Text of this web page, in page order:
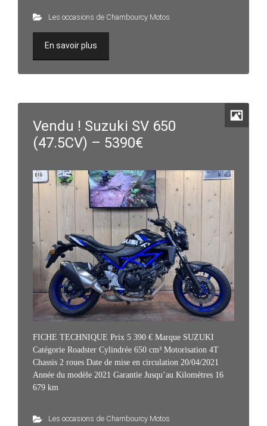
Les occasions de Chambourcy Motos
En savoir plus
Vendu ! Suzuki SV 650
(47.5CV) – 5390€
FICHE TECHNIQUE Prix 5 390 € Marque SUZUKI
Catégorie Roadster Cylindrée 650 cm³ Motorisation 4T
Chassis 2 roues Date de mise en circulation 20/04/2021
Année du modèle 2021 Garantie Jusqu’au Kilomètres 16
679 km
Les occasions de Chambourcy Motos